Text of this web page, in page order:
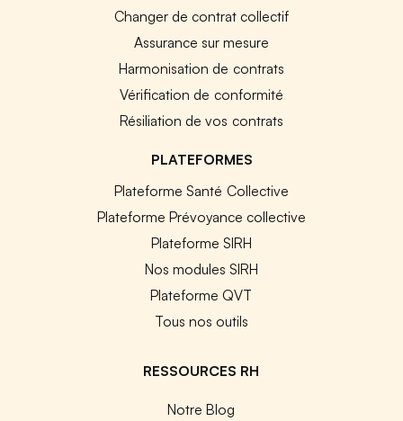
Changer de contrat collectif
Assurance sur mesure
Harmonisation de contrats
Vérification de conformité
Résiliation de vos contrats
PLATEFORMES
Plateforme Santé Collective
Plateforme Prévoyance collective
Plateforme SIRH
Nos modules SIRH
Plateforme QVT
Tous nos outils
RESSOURCES RH
Notre Blog